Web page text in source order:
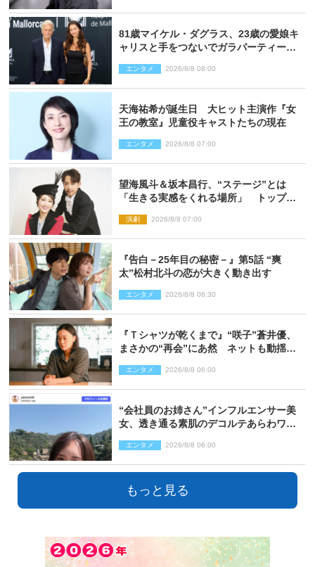
81歳マイケル・ダグラス、23歳の愛娘キ
ャリスと手をつないでガラパーティーに
エンタメ 2026/8/8 08:00
天海祐希が誕生日 大ヒット主演作『女
王の教室』児童役キャストたちの現在
エンタメ 2026/8/8 07:00
望海風斗＆坂本昌行、“ステージ”とは
「生きる実感をくれる場所」 トップを
演劇 2026/8/8 07:00
『告白－25年目の秘密－』第5話 “爽
太”松村北斗の恋が大きく動き出す
エンタメ 2026/8/8 06:30
『Ｔシャツが乾くまで』“咲子”蒼井優、
まさかの“再会”にあ然 ネットも動揺
レあり）
エンタメ 2026/8/8 06:00
“会社員のお姉さん”インフルエンサー美
女、透き通る素肌のデコルテあらわワン
エンタメ 2026/8/8 06:00
もっと見る